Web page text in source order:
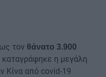
τον θάνατο 3.900
καταγράφηκε η μεγάλη
Κίνα από covid-19